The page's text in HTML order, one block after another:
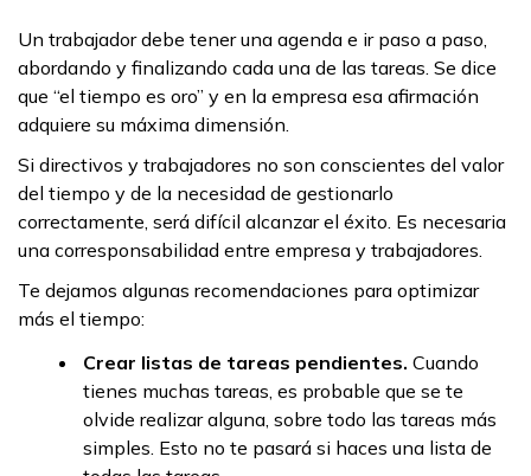
Un trabajador debe tener una agenda e ir paso a paso,
abordando y finalizando cada una de las tareas. Se dice
que “el tiempo es oro” y en la empresa esa afirmación
adquiere su máxima dimensión.
Si directivos y trabajadores no son conscientes del valor
del tiempo y de la necesidad de gestionarlo
correctamente, será difícil alcanzar el éxito. Es necesaria
una corresponsabilidad entre empresa y trabajadores.
Te dejamos algunas recomendaciones para optimizar
más el tiempo:
Crear listas de tareas pendientes. Cuando
tienes muchas tareas, es probable que se te
olvide realizar alguna, sobre todo las tareas más
simples. Esto no te pasará si haces una lista de